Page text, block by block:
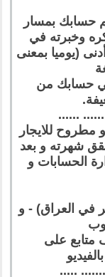
حسابك بمسار
وخبرته في
كحد أدنى (يوميا بمعنى
حسابك من
مطروح للايجار
شهرته و بعد
الحسابات و
في العراق) - و
في أمريكا ( 31 ألف متابع على